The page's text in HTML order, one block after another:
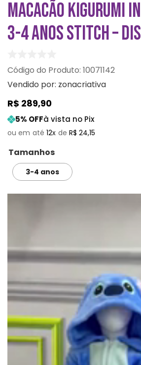
MACACÃO KIGURUMI
3-4 ANOS STITCH –
: 10071142
Vendido por: zonacriativa
R$ 289,90
5% OFFà vista no Pix
12 R$ 24,15
Tamanhos
3-4 anos